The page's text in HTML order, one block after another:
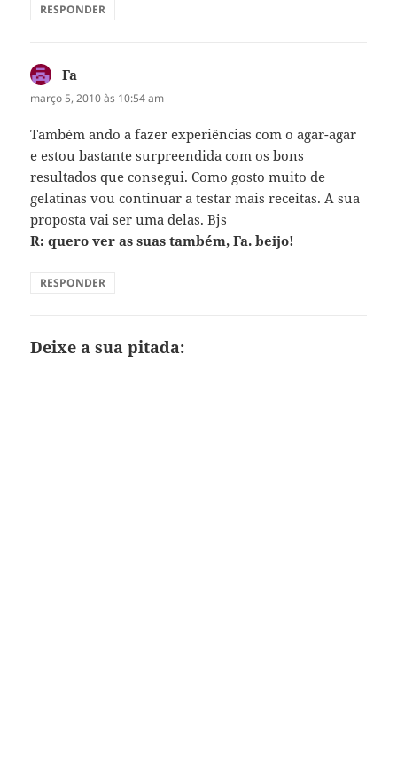
RESPONDER
Fa
março 5, 2010 às 10:54 am
Também ando a fazer experiências com o agar-agar
e estou bastante surpreendida com os bons
resultados que consegui. Como gosto muito de
gelatinas vou continuar a testar mais receitas. A sua
proposta vai ser uma delas. Bjs
R: quero ver as suas também, Fa. beijo!
RESPONDER
Deixe a sua pitada: